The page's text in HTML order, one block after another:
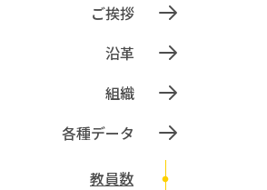
ご挨拶
沿革
組織
各種データ
教員数